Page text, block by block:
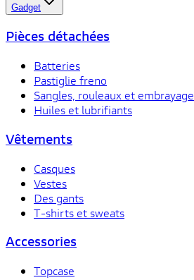
Gadget
Pièces détachées
Batteries
Pastiglie freno
Sangles, rouleaux et embrayage
Huiles et lubrifiants
Vêtements
Casques
Vestes
Des gants
T-shirts et sweats
Accessories
Topcase